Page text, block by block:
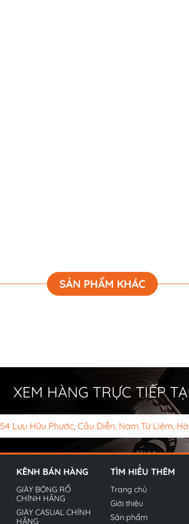
SẢN PHẨM KHÁC
XEM HÀNG TRỰC TIẾP
54 Lưu Hữu Phước, Cầu Diễn, Nam Từ Liêm,
KÊNH BÁN HÀNG
GIÀY BÓNG RỔ
CHÍNH HÃNG
GIÀY CASUAL CHÍNH
HÃNG
TÌM HIỂU THÊM
Trang chủ
Giới thiệu
Sản phẩm